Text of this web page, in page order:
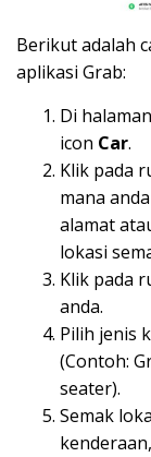
Berikut adalah
aplikasi Grab:
Di
icon Car.
Klik pada
mana
alamat
lokasi
Klik pada
anda.
Pilih jenis
(Contoh:
seater).
Semak